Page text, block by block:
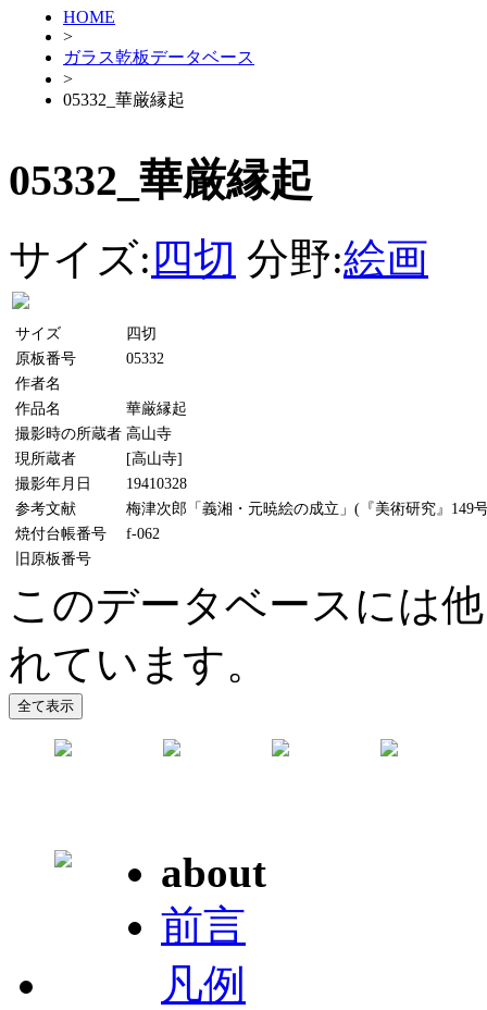
HOME
>
ガラス乾板データベース
>
05332_華厳縁起
05332_華厳縁起
サイズ: 四切 分野:絵画
サイズ
四切
原板番号
05332
作者名
作品名
華厳縁起
撮影時の所蔵者 高山寺
現所蔵者
[高山寺]
撮影年月日
19410328
参考文献
梅津次郎「義湘・元暁絵の成立」(『美術研究』149
焼付台帳番号
f-062
旧原板番号
このデータベースには
れています。
about
前言
凡例